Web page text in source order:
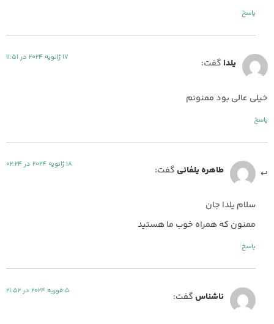
پاسخ
یلدا گفت: 17 ژانویه 2024 در 11:51
خیلی عالی بود ممنونم
پاسخ
طاهره یلفانیگفت: 18 ژانویه 2024 در 02:24
سلام یلدا جان
ممنون که همراه خوب ما هستید
پاسخ
ناشناسگفت: 5 فوریه 2024 در 21:52